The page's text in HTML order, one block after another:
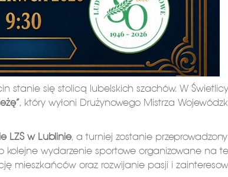
stanie się stolicą lubelskich szachów. W
, który wyłoni Drużynowego Mistrza
LZS w Lublinie, a turniej zostanie
kolejne wydarzenie sportowe organizowane na
mieszkańców oraz rozwijanie pasji i